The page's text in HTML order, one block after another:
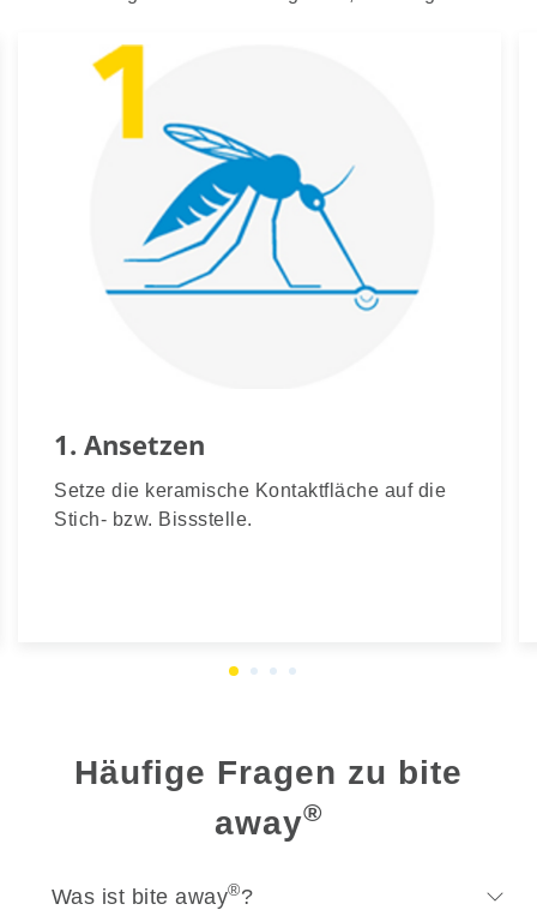
1. Ansetzen
Setze die keramische Kontaktfläche auf die
Stich- bzw. Bissstelle.
Häufige Fragen zu bite
away®
Was ist bite away®?